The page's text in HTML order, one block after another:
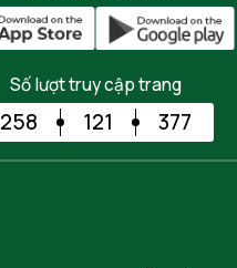
Số lượt truy cập trang
258 121 377